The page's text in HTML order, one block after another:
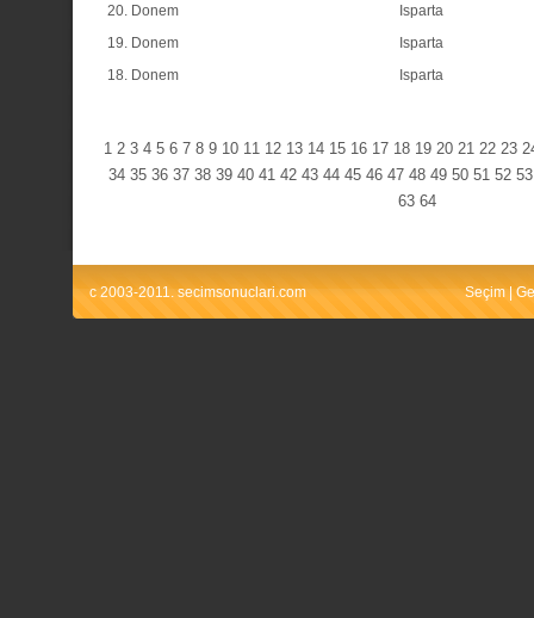
20. Donem
Isparta
19. Donem
Isparta
18. Donem
Isparta
1 2 3 4 5 6 7 8 9 10 11 12 13 14 15 16 17 18 19 20 21 22 23
34 35 36 37 38 39 40 41 42 43 44 45 46 47 48 49 50 51 52 53
63 64
c 2003-2011. secimsonuclari.com Seçim